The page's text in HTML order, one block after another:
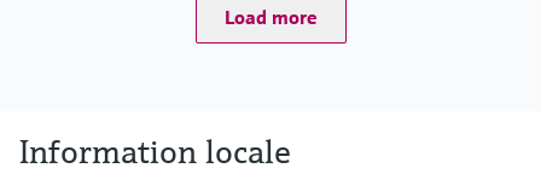
Load more
Information locale